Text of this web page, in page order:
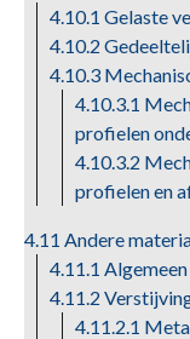
4.10.1 Gelaste
4.10.2
4.10.3
4.10.3.1
profielen
4.10.3.2
profielen en
4.11 Andere
4.11.1 Algemeen
4.11.2
4.11.2.1